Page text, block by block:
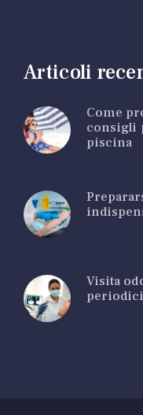
Articoli
Come
consigli
piscina
Visita